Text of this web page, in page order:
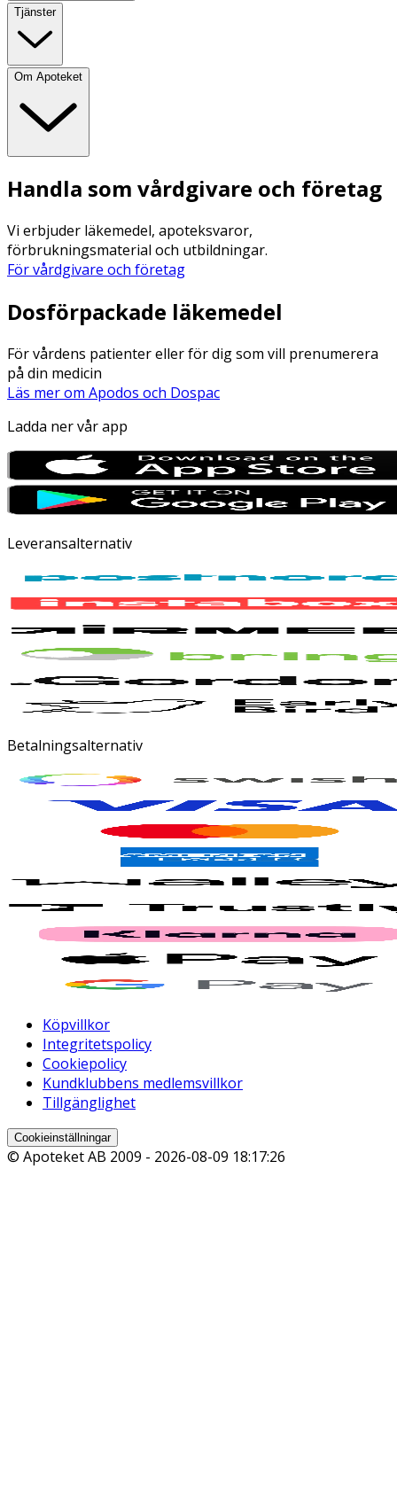
Tjänster
Om Apoteket
Handla som vårdgivare och företag
Vi erbjuder läkemedel, apoteksvaror,
förbrukningsmaterial och utbildningar.
För vårdgivare och företag
Dosförpackade läkemedel
För vårdens patienter eller för dig som vill prenumerera
på din medicin
Läs mer om Apodos och Dospac
Ladda ner vår app
Leveransalternativ
Betalningsalternativ
Köpvillkor
Integritetspolicy
Cookiepolicy
Kundklubbens medlemsvillkor
Tillgänglighet
Cookieinställningar
© Apoteket AB 2009 - 2026-08-09 18:17:26